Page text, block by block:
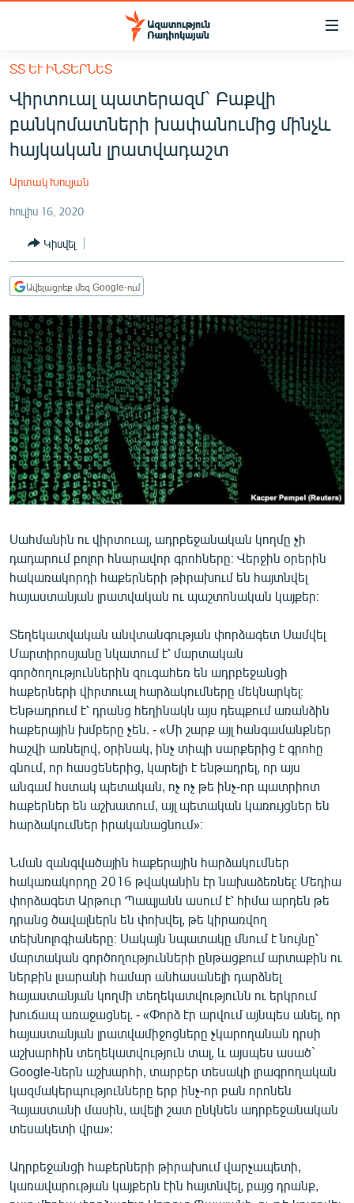
Մատչելիության
հիմնական
բովանդակությանը
Անցնել
հիմնական
մենյուին
ՀԱՅԱՍՏԱՆ
ՔԱՂԱՔԱԿԱՆ
ՏՆՏԵՍՈՒԹՅՈՒՆ
ՂԱՐԱԲԱՂ
ՏԱՐԱԾԱՇՐՋԱՆ
ՄԻՋԱԶԳԱՅԻՆ
ՄՇԱԿՈՒՅԹ
ՍՊՈՐՏ
ՄԵԿՆԱԲԱՆՈՒԹՅՈՒՆ
ՏՏ ԵՒ ԻՆՏԵՐՆԵՏ
ԱՐԽԻՎ
ՏԵՍԱՆՅՈՒԹԵՐ
ԲԱՆԱՎԵՃ
ՓՈԴՔԱՍԹ
Հայերեն
English
Русский
ՀԵՏԵՎԵՔ ՄԵԶ
«Ազատության» բոլոր կայքերը
ՏՏ ԵՒ ԻՆՏԵՐՆԵՏ
Վիրտուալ պատերազմ` Բաքվի
բանկոմատների խափանումից մինչև
հայկական լրատվադաշտ
Արտակ Խուլյան
հուլիս 16, 2020
Կիսվել
Ավելացրեք մեզ Google-ում
Սահմանին ու վիրտուալ, ադրբեջանական կողմը չի
դադարում բոլոր հնարավոր գրոհները։ Վերջին օրերին
հակառակորդի հաքերների թիրախում են հայտնվել
հայաստանյան լրատվական ու պաշտոնական կայքեր։
Տեղեկատվական անվտանգության փորձագետ Սամվել
Մարտիրոսյանը նկատում է՝ մարտական
գործողություններին զուգահեռ են ադրբեջանցի
հաքերների վիրտուալ հարձակումները մեկնարկել։
Ենթադրում է՝ դրանց հեղինակն այս դեպքում առանձին
հաքերային խմբերը չեն. - «Մի շարք այլ հանգամանքներ
հաշվի առնելով, օրինակ, ինչ տիպի սարքերից է գրոհը
գնում, որ հասցեներից, կարելի է ենթադրել, որ այս
անգամ հստակ պետական, ոչ ոչ թե ինչ-որ պատրիոտ
հաքերներ են աշխատում, այլ պետական կառույցներ են
հարձակումներ իրականացնում»։
Նման զանգվածային հաքերային հարձակումներ
հակառակորդը 2016 թվականին էր նախաձեռնել։ Մեդիա
փորձագետ Արթուր Պապյանն ասում է՝ հիմա արդեն թե
դրանց ծավալներն են փոխվել, թե կիրառվող
տեխնոլոգիաները։ Սակայն նպատակը մնում է նույնը՝
մարտական գործողությունների ընթացքում արտաքին ու
ներքին լսարանի համար անհասանելի դարձնել
հայաստանյան կողմի տեղեկատվությունն ու երկրում
խուճապ առաջացնել. - «Փորձ էր արվում այնպես անել, որ
հայաստանյան լրատվամիջոցները չկարողանան դրսի
աշխարհին տեղեկատվություն տալ, և այսպես ասած`
Google-ներն աշխարհի, տարբեր տեսակի լրագրողական
կազմակերպությունները երբ ինչ-որ բան որոնեն
Հայաստանի մասին, ավելի շատ ընկնեն ադրբեջանական
տեսակետի վրա»:
Ադրբեջանցի հաքերների թիրախում վարչապետի,
կառավարության կայքերն էին հայտնվել, բայց դրանք,